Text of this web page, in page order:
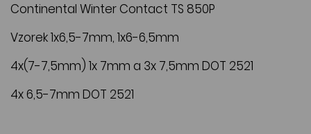
Continental Winter Contact TS 850P
Vzorek 1x6,5-7mm, 1x6-6,5mm
4x(7-7,5mm) 1x 7mm a 3x 7,5mm DOT 2521
4x 6,5-7mm DOT 2521